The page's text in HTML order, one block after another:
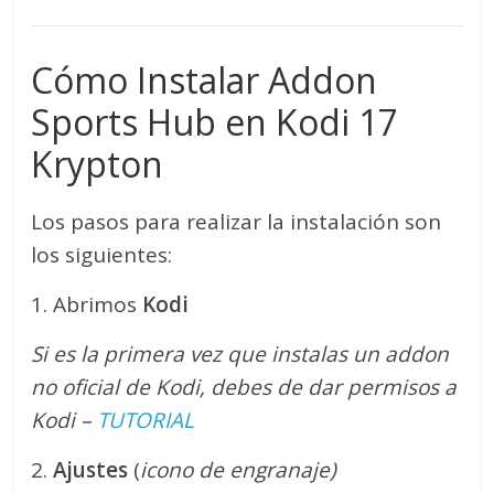
Cómo Instalar Addon
Sports Hub en Kodi 17
Krypton
Los pasos para realizar la instalación son
los siguientes:
1. Abrimos Kodi
Si es la primera vez que instalas un addon
no oficial de Kodi, debes de dar permisos a
Kodi – TUTORIAL
2.Ajustes (icono de engranaje)